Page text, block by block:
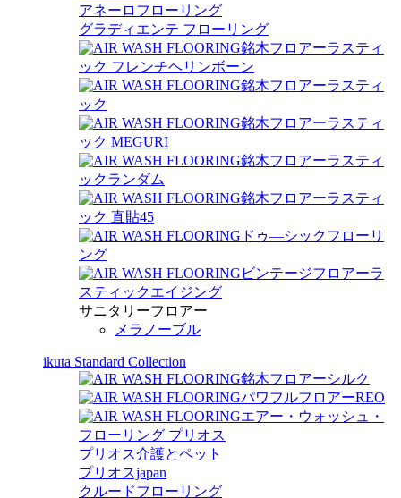
アネーロフローリング
グラディエンテ フローリング
銘木フロアーラスティ
ック フレンチヘリンボーン
銘木フロアーラスティ
ック
銘木フロアーラスティ
ック MEGURI
銘木フロアーラスティ
ックランダム
銘木フロアーラスティ
ック 直貼45
ドゥ―シックフローリ
ング
ビンテージフロアーラ
スティックエイジング
サニタリーフロアー
メラノーブル
ikuta Standard Collection
銘木フロアーシルク
パワフルフロアーREO
エアー・ウォッシュ・
フローリング プリオス
プリオス介護とペット
プリオスjapan
クルードフローリング